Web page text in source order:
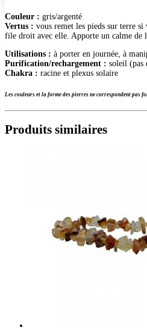
Couleur : gris/argenté
Vertus : vous remet les pieds sur terre
file droit avec elle. Apporte un calme de
Utilisations : à porter en journée, à
Purification/rechargement : soleil (pas
Chakra : racine et plexus solaire
Les couleurs et la forme des pierres ne correspondent pas
Produits similaires